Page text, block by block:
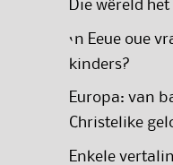
Die wêreld
‘n Eeue oue
kinders?
Europa: van
Christelike
Enkele